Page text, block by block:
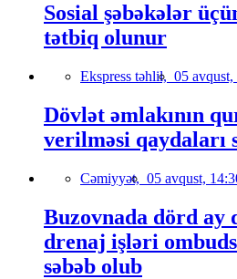
Sosial şəbəkələr
tətbiq olunur
Ekspress təhlil, 05 avqust,
Dövlət əmlakının
verilməsi qaydaları
Cəmiyyət, 05 avqust,
Buzovnada dörd ay
drenaj işləri
səbəb olub